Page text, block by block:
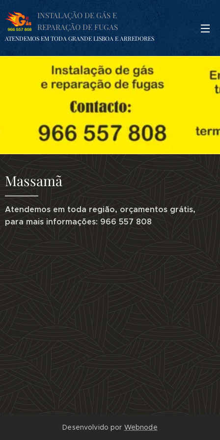
INSTALAÇÃO DE GÁS E
REPARAÇÃO DE FUGAS
ATENDEMOS EM TODA GRANDE LISBOA E ARREDORES
Massamã
Atendemos em toda região, orçamentos grátis,
para mais informações: 966 557 808
Desenvolvido por Webnode